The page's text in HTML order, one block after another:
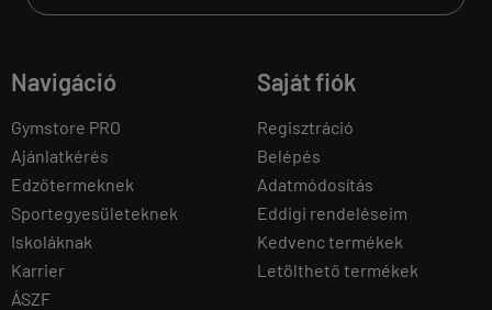
Navigáció
Gymstore PRO
Ajánlatkérés
Edzőtermeknek
Sportegyesületeknek
Iskoláknak
Karrier
ÁSZF
Saját fiók
Regisztráció
Belépés
Adatmódosítás
Eddigi rendeléseim
Kedvenc termékek
Letölthető termékek